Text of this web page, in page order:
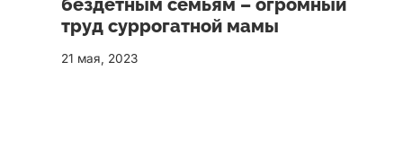
бездетным семьям – огромный
труд суррогатной мамы
21 мая, 2023